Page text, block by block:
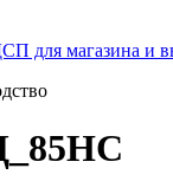
для магазина и